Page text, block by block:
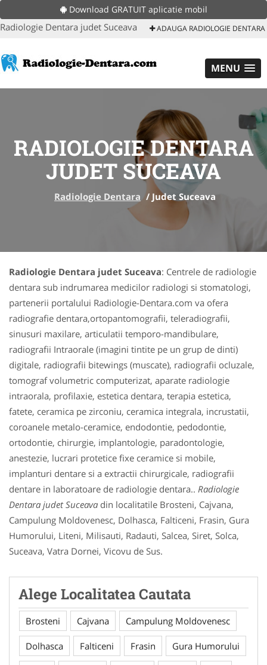
Download GRATUIT aplicatie mobil
Radiologie Dentara judet Suceava ADAUGA RADIOLOGIE DENTARA
MENU
RADIOLOGIE DENTARA
JUDET SUCEAVA
Radiologie Dentara / Judet Suceava
Radiologie Dentara judet Suceava: Centrele de radiologie
dentara sub indrumarea medicilor radiologi si stomatologi,
partenerii portalului Radiologie-Dentara.com va ofera
radiografie dentara,ortopantomografii, teleradiografii,
sinusuri maxilare, articulatii temporo-mandibulare,
radiografii Intraorale (imagini tintite pe un grup de dinti)
digitale, radiografii bitewings (muscate), radiografii ocluzale,
tomograf volumetric computerizat, aparate radiologie
intraorala, profilaxie, estetica dentara, terapia estetica,
fatete, ceramica pe zirconiu, ceramica integrala, incrustatii,
coroanele metalo-ceramice, endodontie, pedodontie,
ortodontie, chirurgie, implantologie, paradontologie,
anestezie, lucrari protetice fixe ceramice si mobile,
implanturi dentare si a extractii chirurgicale, radiografii
dentare in laboratoare de radiologie dentara.. Radiologie
Dentara judet Suceava din localitatile Brosteni, Cajvana,
Campulung Moldovenesc, Dolhasca, Falticeni, Frasin, Gura
Humorului, Liteni, Milisauti, Radauti, Salcea, Siret, Solca,
Suceava, Vatra Dornei, Vicovu de Sus.
Alege Localitatea Cautata
Brosteni Cajvana Campulung Moldovenesc
Dolhasca Falticeni Frasin Gura Humorului